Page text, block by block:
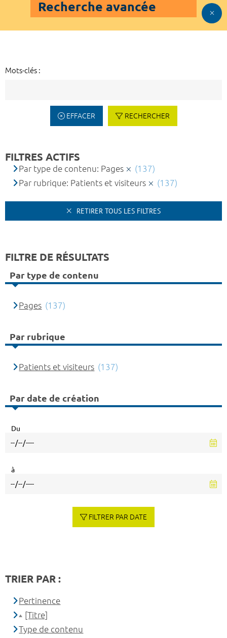
Recherche avancée
Mots-clés :
EFFACER RECHERCHER
FILTRES ACTIFS
Par type de contenu: Pages
(137)
Par rubrique: Patients et visiteurs
(137)
RETIRER TOUS LES FILTRES
FILTRE DE RÉSULTATS
Par type de contenu
Pages (137)
Par rubrique
Patients et visiteurs (137)
Par date de création
Du
à
FILTRER PAR DATE
TRIER PAR :
Pertinence
[Titre]
Type de contenu